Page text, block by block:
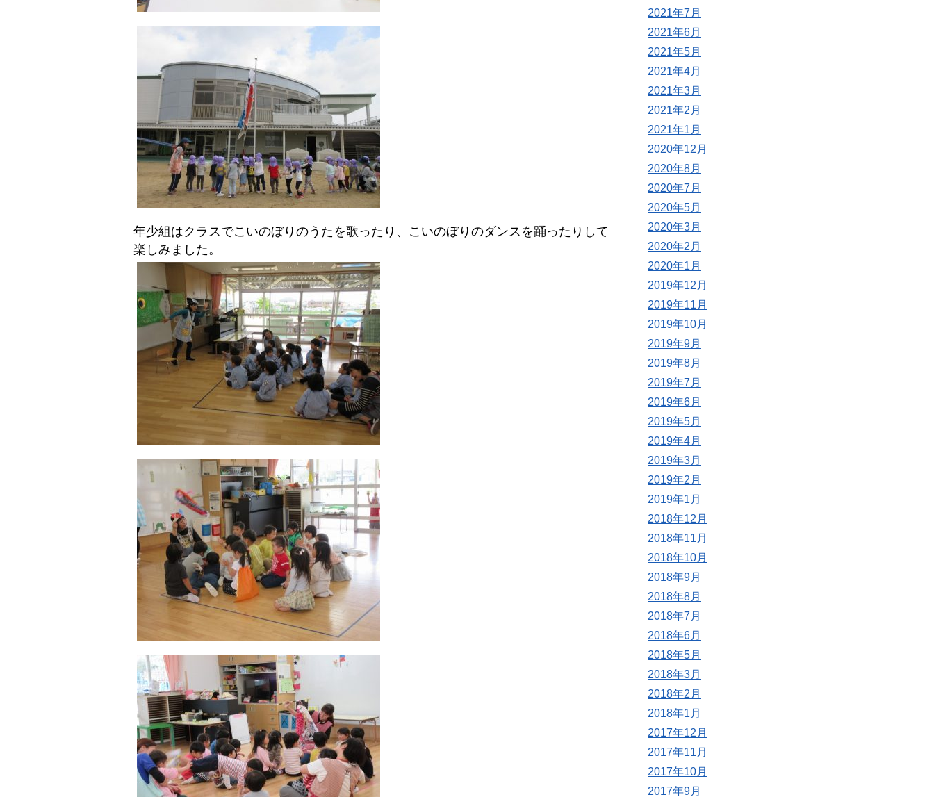
年少組はクラスでこいのぼりのうたを歌ったり、こいのぼりのダンスを踊ったりして
楽しみました。
2021年7月
2021年6月
2021年5月
2021年4月
2021年3月
2021年2月
2021年1月
2020年12月
2020年8月
2020年7月
2020年5月
2020年3月
2020年2月
2020年1月
2019年12月
2019年11月
2019年10月
2019年9月
2019年8月
2019年7月
2019年6月
2019年5月
2019年4月
2019年3月
2019年2月
2019年1月
2018年12月
2018年11月
2018年10月
2018年9月
2018年8月
2018年7月
2018年6月
2018年5月
2018年3月
2018年2月
2018年1月
2017年12月
2017年11月
2017年10月
2017年9月